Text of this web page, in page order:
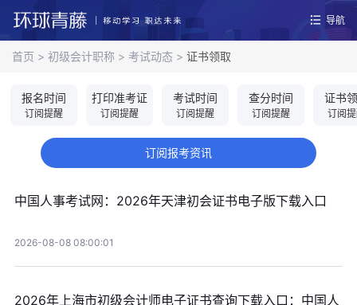
导航
首页 > 初级会计职称 > 考试动态 > 证书领取
报名时间
订阅提醒
打印准考证
订阅提醒
考试时间
订阅提醒
查分时间
订阅提醒
证书
订阅
订阅报考资讯
中国人事考试网：2026年天津初会证书电子版下载入口
2026-08-08 08:00:01
2026年上海市初级会计师电子证书查询下载入口：中国人